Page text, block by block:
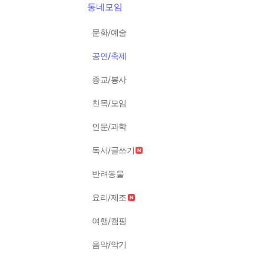
동네모임
문화/예술
공연/축제
종교/봉사
친목/모임
인문/과학
독서/글쓰기
반려동물
요리/제조
여행/캠핑
음악/악기